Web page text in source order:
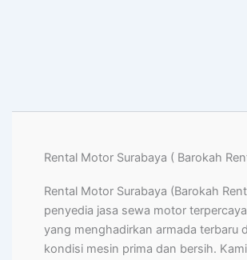
Rental Motor Surabaya ( Barokah
Rental Motor Surabaya (Barokah
penyedia jasa sewa motor
yang menghadirkan armada terbaru
kondisi mesin prima dan bersih.